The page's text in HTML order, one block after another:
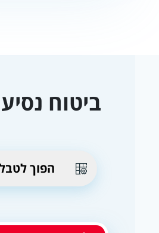
הפוך
ביטוח